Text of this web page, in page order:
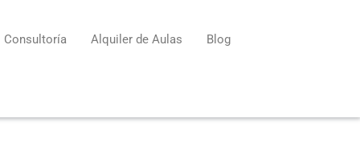
Consultoría Alquiler de Aulas Blog